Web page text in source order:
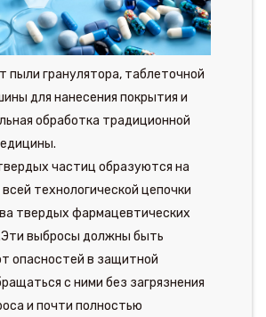
пыли гранулятора, таблеточной
для нанесения покрытия и
обработка традиционной
частиц образуются на
технологической цепочки
твердых фармацевтических
выбросы должны быть
опасностей в защитной
с ними без загрязнения
и почти полностью